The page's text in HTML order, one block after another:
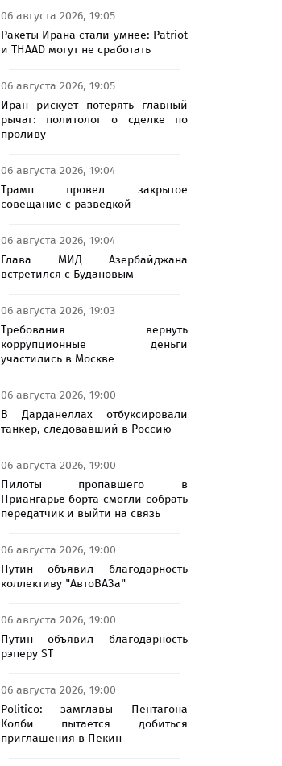
06 августа 2026, 19:05
Ракеты Ирана стали умнее: Patriot
и THAAD могут не сработать
06 августа 2026, 19:05
Иран рискует потерять главный
рычаг: политолог о сделке по
проливу
06 августа 2026, 19:04
Трамп провел закрытое
совещание с разведкой
06 августа 2026, 19:04
Глава МИД Азербайджана
встретился с Будановым
06 августа 2026, 19:03
Требования вернуть
коррупционные деньги
участились в Москве
06 августа 2026, 19:00
В Дарданеллах отбуксировали
танкер, следовавший в Россию
06 августа 2026, 19:00
Пилоты пропавшего в
Приангарье борта смогли собрать
передатчик и выйти на связь
06 августа 2026, 19:00
Путин объявил благодарность
коллективу "АвтоВАЗа"
06 августа 2026, 19:00
Путин объявил благодарность
рэперу ST
06 августа 2026, 19:00
Politico: замглавы Пентагона
Колби пытается добиться
приглашения в Пекин